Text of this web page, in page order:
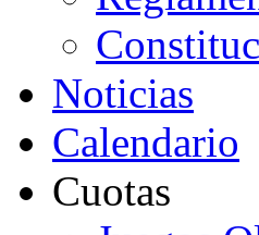
Noticias
Calendario
Cuotas